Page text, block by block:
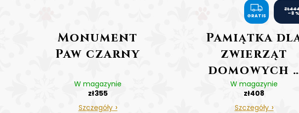
Monument
Paw czarny
W magazynie
zł355
Szczegóły
G
R
A
T
I
S
GRATIS –8 %
Pamiątka
zwierząt
domowych
stojak z
W magazynie
zł408
Szczegóły